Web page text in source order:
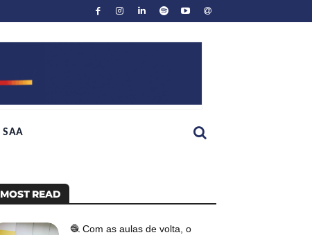
SAA
MOST READ
🧶 Com as aulas de volta, o